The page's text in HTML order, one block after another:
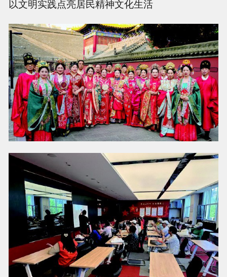
以文明实践点亮居民精神文化生活